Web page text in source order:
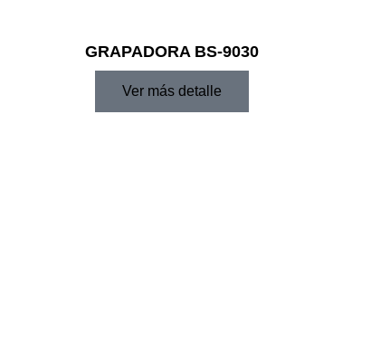
GRAPADORA BS-9030
Ver más detalle